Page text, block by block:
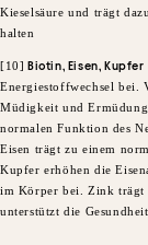
Kieselsäure und trägt
halten
[10] Biotin, Eisen, Kupfer
Energiestoffwechsel bei.
Müdigkeit und
normalen Funktion des
Eisen trägt zu einem
Kupfer erhöhen die
im Körper bei. Zink trägt
unterstützt die